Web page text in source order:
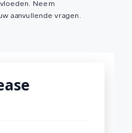
Neem
aanvullende vragen.